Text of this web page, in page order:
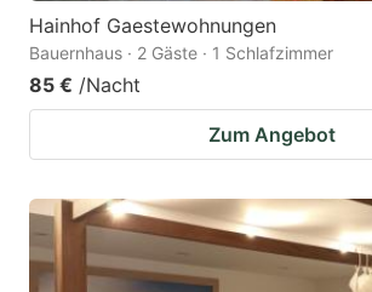
Hainhof Gaestewohnungen
Bauernhaus · 2 Gäste · 1 Schlafzimmer
85 € /Nacht
Zum Angebot